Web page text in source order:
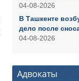
04-08-2026
В Ташкенте
дело после
04-08-2026
Адвокаты